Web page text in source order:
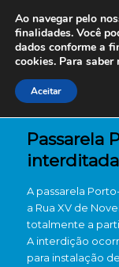
Passarela
A passarela
a Rua XV de
totalmente a
A interdição
para instalação
Ao navegar pelo
finalidades. Você
dados conforme a
cookies. Para saber
Aceitar